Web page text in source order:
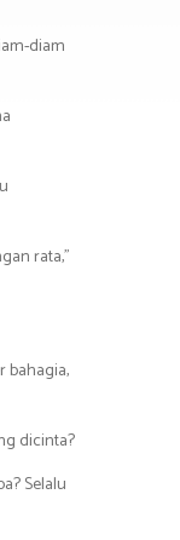
diam
rata,”
bahagia,
dicinta?
Selalu